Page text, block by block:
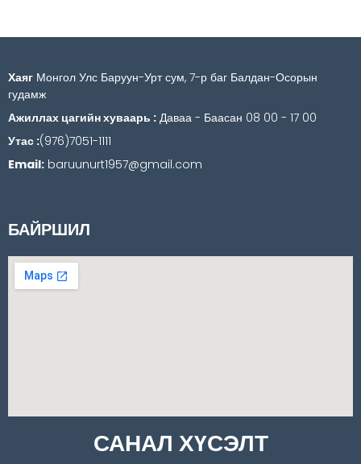
Хаяг Монгол Улс Баруун-Урт сум, 7-р баг Балдан-Осорын
гудамж
Ажиллах цагийн хуваарь : Даваа - Баасан 08 00 - 17 00
Утас :(976)7051-1111
Email: baruunurt1957@gmail.com
БАЙРШИЛ
САНАЛ ХҮСЭЛТ